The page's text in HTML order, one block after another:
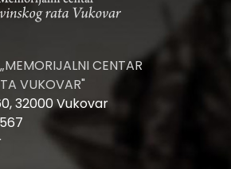
CENTAR
VUKOVAR"
32000 Vukovar